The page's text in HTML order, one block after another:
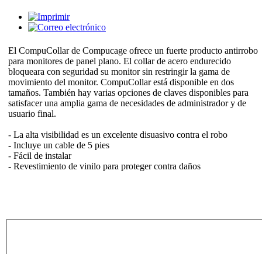
El CompuCollar de Compucage ofrece un fuerte producto antirrobo
para monitores de panel plano. El collar de acero endurecido
bloqueara con seguridad su monitor sin restringir la gama de
movimiento del monitor. CompuCollar está disponible en dos
tamaños. También hay varias opciones de claves disponibles para
satisfacer una amplia gama de necesidades de administrador y de
usuario final.
- La alta visibilidad es un excelente disuasivo contra el robo
- Incluye un cable de 5 pies
- Fácil de instalar
- Revestimiento de vinilo para proteger contra daños